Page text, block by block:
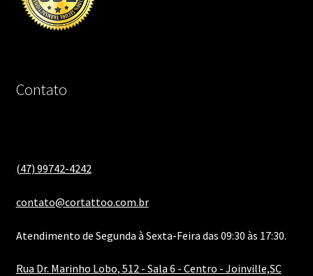
Contato
(47) 99742-4242
contato@cortattoo.com.br
Atendimento de Segunda à Sexta-Feira das 09:30 às 17:30.
Rua Dr. Marinho Lobo, 512 - Sala 6 - Centro - Joinville,SC